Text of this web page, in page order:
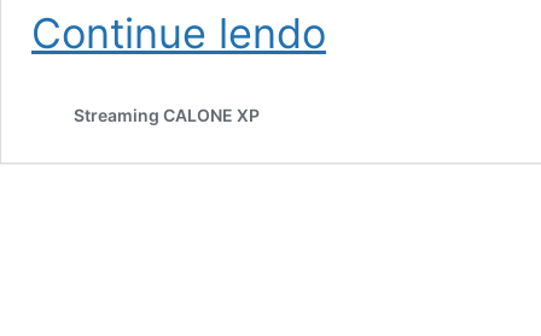
Continue lendo
Streaming CALONE XP